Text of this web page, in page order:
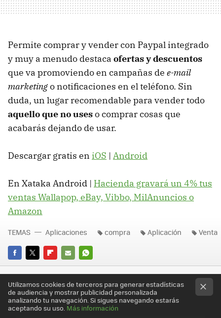
Permite comprar y vender con Paypal integrado
y muy a menudo destaca ofertas y descuentos
que va promoviendo en campañas de e-mail
marketingo notificaciones en el teléfono. Sin
duda, un lugar recomendable para vender todo
aquello que no useso comprar cosas que
acabarás dejando de usar.
Descargar gratis en iOS | Android
En Xataka Android | Hacienda gravará un 4% tus
ventas Wallapop, eBay, Vibbo, MilAnuncios o
Amazon
FACEBOOK
TWITTERFLIPBOARD
E-
MAIL
WHATSAPP
TEMAS Aplicaciones compra Aplicación Venta
Utilizamos cookies de terceros para generar estadísticas
de audiencia y mostrar publicidad personalizada
analizando tu navegación. Si sigues navegando estarás
aceptando su uso. Más información